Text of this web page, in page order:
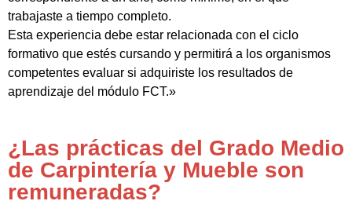
trabajaste a tiempo completo.
Esta experiencia debe estar relacionada con el ciclo
formativo que estés cursando y permitirá a los organismos
competentes evaluar si adquiriste los resultados de
aprendizaje del módulo FCT.»
¿Las prácticas del Grado Medio
de Carpintería y Mueble son
remuneradas?